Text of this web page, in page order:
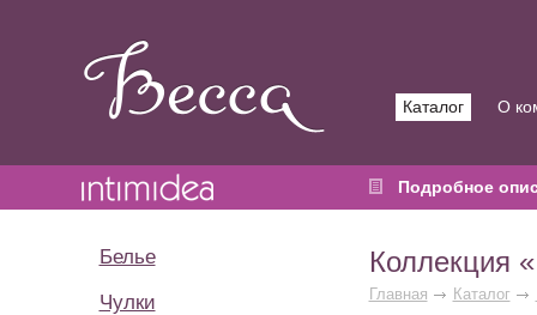
Каталог О
Подробное
Белье
Чулки
Коллекция
Главная Каталог